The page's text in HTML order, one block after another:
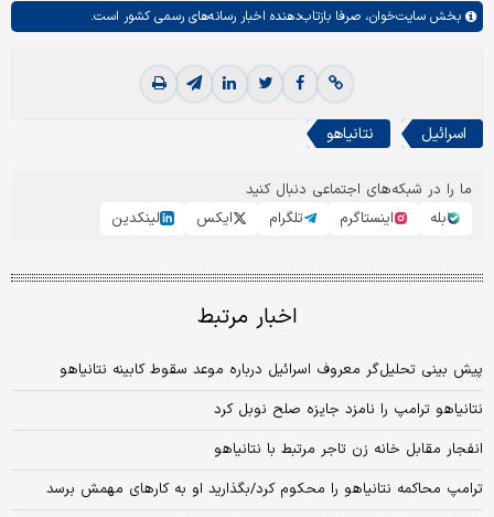
بخش سایت‌خوان، صرفا بازتاب‌دهنده اخبار رسانه‌های رسمی کشور است.
اسرائیل نتانیاهو
ما را در شبکه‌های اجتماعی دنبال کنید
بله
اینستاگرم تلگرام ایکس لینکدین
اخبار مرتبط
پیش بینی تحلیل‌گر معروف اسرائیل درباره موعد سقوط کابینه نتانیاهو
نتانیاهو ترامپ را نامزد جایزه صلح نوبل کرد
انفجار مقابل خانه زن تاجر مرتبط با نتانیاهو
ترامپ محاکمه نتانیاهو را محکوم کرد/بگذارید او به کارهای مهمش برسد